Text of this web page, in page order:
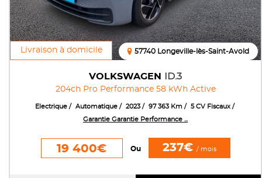
Livraison à domicile
VOLKSWAGEN ID.3
204ch Pro Performance 58 kWh Active
57740 Longeville-lès-Saint-Avold
Electrique Automatique 2023 97 363 Km
5 CV Fiscaux
Garantie Garantie Performance ...
19 400€ Ou 237€ / mois